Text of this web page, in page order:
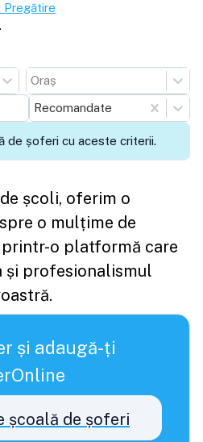
Pregătire
Oraș
Recomandate
de șoferi cu aceste criterii.
școli, oferim o
o mulțime de
o platformă care
și profesionalismul
și adaugă-ți
școală de șoferi